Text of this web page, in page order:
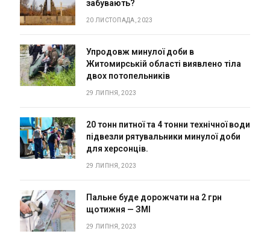
забувають?
20 ЛИСТОПАДА, 2023
Упродовж минулої доби в
Житомирській області виявлено тіла
двох потопельників
29 ЛИПНЯ, 2023
20 тонн питної та 4 тонни технічної води
підвезли рятувальники минулої доби
для херсонців.
29 ЛИПНЯ, 2023
Пальне буде дорожчати на 2 грн
щотижня — ЗМІ
29 ЛИПНЯ, 2023